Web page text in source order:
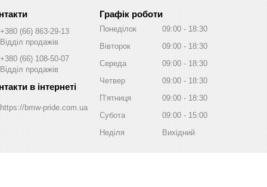
+380 (66) 863-29-13
Відділ продажів
+380 (66) 108-50-07
Відділ продажів
https://bmw-pride.com.ua
Графік роботи
Понеділок 09:00
18:30
Вівторок
09:00
18:30
Середа
09:00
18:30
Четвер
09:00
18:30
Пʼятниця
09:00
18:30
Субота
09:00
15:00
Неділя
Вихідний